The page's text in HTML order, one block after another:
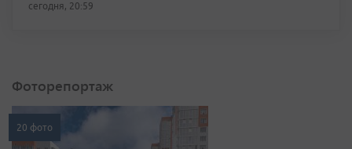
сегодня, 20:59
Фоторепортаж
20 фото